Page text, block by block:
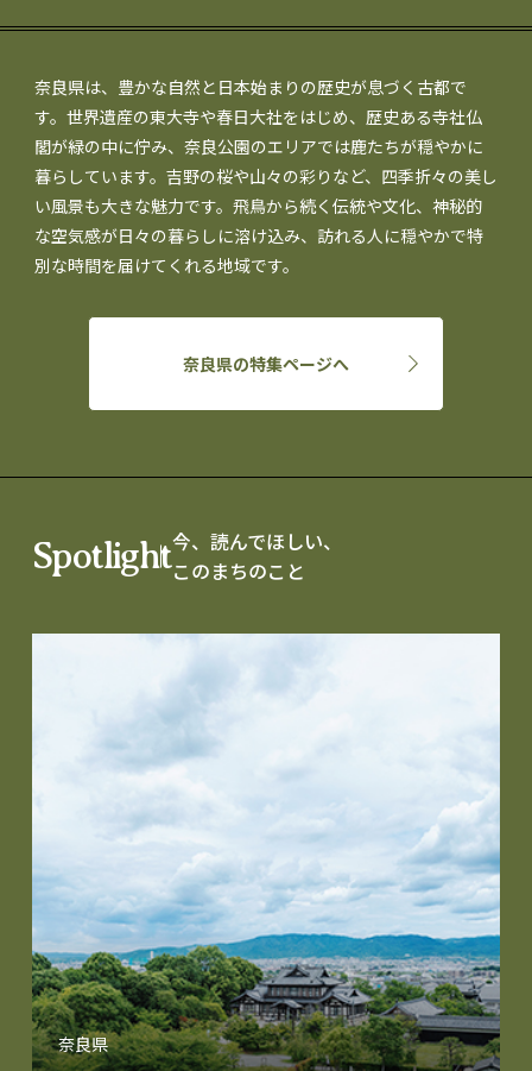
奈良県は、豊かな自然と日本始まりの歴史が息づく古都で
す。世界遺産の東大寺や春日大社をはじめ、歴史ある寺社仏
閣が緑の中に佇み、奈良公園のエリアでは鹿たちが穏やかに
暮らしています。吉野の桜や山々の彩りなど、四季折々の美し
い風景も大きな魅力です。飛鳥から続く伝統や文化、神秘的
な空気感が日々の暮らしに溶け込み、訪れる人に穏やかで特
別な時間を届けてくれる地域です。
奈良県の特集ページへ
Spotlight今、読んでほしい、
このまちのこと
奈良県